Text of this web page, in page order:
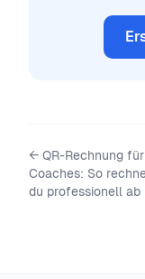
← QR-Rechnung für
Coaches: So
du professionell ab